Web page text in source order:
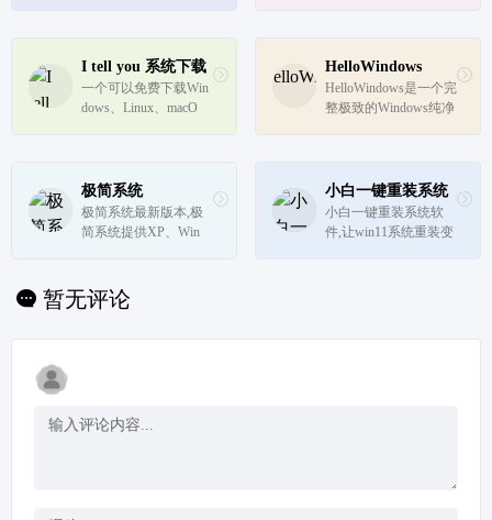
版系统下载,而吻妻是
一位有态度,有原则的
不随波逐流的系统爱好
I tell you 系统下载
一个可以免费下载Win
dows、Linux、macO
HelloWindows
HelloWindows是一个完
整极致的Windows纯净
只是收录官方发布的系
统以及工具，方便大家
下载，请放心使用。永
极简系统
极简系统最新版本,极
简系统提供XP、Win
每月更新,一键安装，
下载windows系统，爱
小白一键重装系统
小白一键重装系统软
件,让win11系统重装变
暂无评论